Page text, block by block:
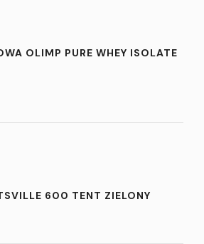
OLIMP PURE WHEY ISOLATE
600 TENT ZIELONY